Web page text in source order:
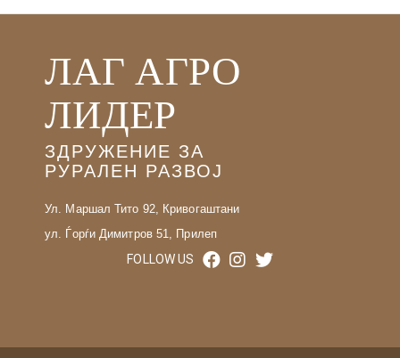
ЛАГ АГРО
ЛИДЕР
ЗДРУЖЕНИЕ ЗА
РУРАЛЕН РАЗВОЈ
Ул. Маршал Тито 92, Кривогаштани
ул. Ѓорѓи Димитров 51, Прилеп
FOLLOW US